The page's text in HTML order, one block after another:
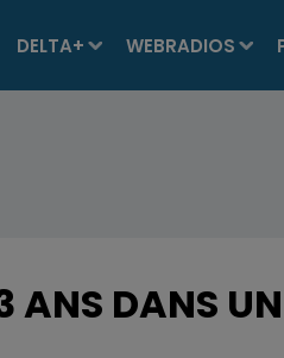
DELTA+ WEBRADIOS
ANS DANS